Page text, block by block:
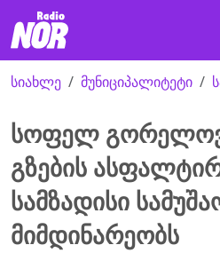
სიახლე მუნიციპალიტეტი
სოფელ
გზების
სამზადისი
მიმდინარეობს